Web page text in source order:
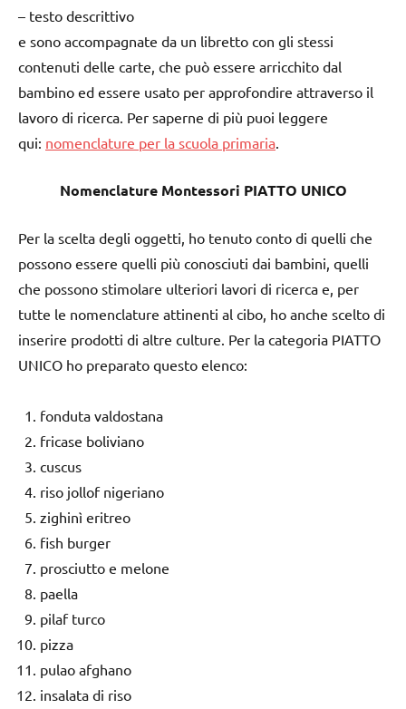
– testo descrittivo
e sono accompagnate da un libretto con gli stessi
contenuti delle carte, che può essere arricchito dal
bambino ed essere usato per approfondire attraverso il
lavoro di ricerca. Per saperne di più puoi leggere
qui: nomenclature per la scuola primaria
Nomenclature Montessori PIATTO UNICO
Per la scelta degli oggetti, ho tenuto conto di quelli che
possono essere quelli più conosciuti dai bambini, quelli
che possono stimolare ulteriori lavori di ricerca e, per
tutte le nomenclature attinenti al cibo, ho anche scelto di
inserire prodotti di altre culture. Per la categoria PIATTO
UNICO ho preparato questo elenco:
fonduta valdostana
fricase boliviano
cuscus
riso jollof nigeriano
zighinì eritreo
fish burger
prosciutto e melone
paella
pilaf turco
pizza
pulao afghano
insalata di riso